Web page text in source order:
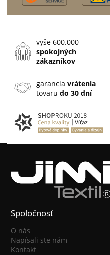
vyše 600.000
spokojných
zákazníkov
garanciavrátenia
tovarudo 30 dní
Spoločnosť
O nás
Napísali ste nám
Kontakt